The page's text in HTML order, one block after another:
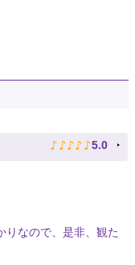
♪ ♪ ♪ ♪ ♪ 5.0
りなので、是非、観た